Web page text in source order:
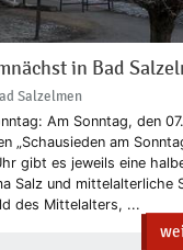
in Bad
Salzelmen
Am Sonntag, den
„Schausieden am
gibt es jeweils eine
Salz und mittelalterliche
des Mittelalters, ...